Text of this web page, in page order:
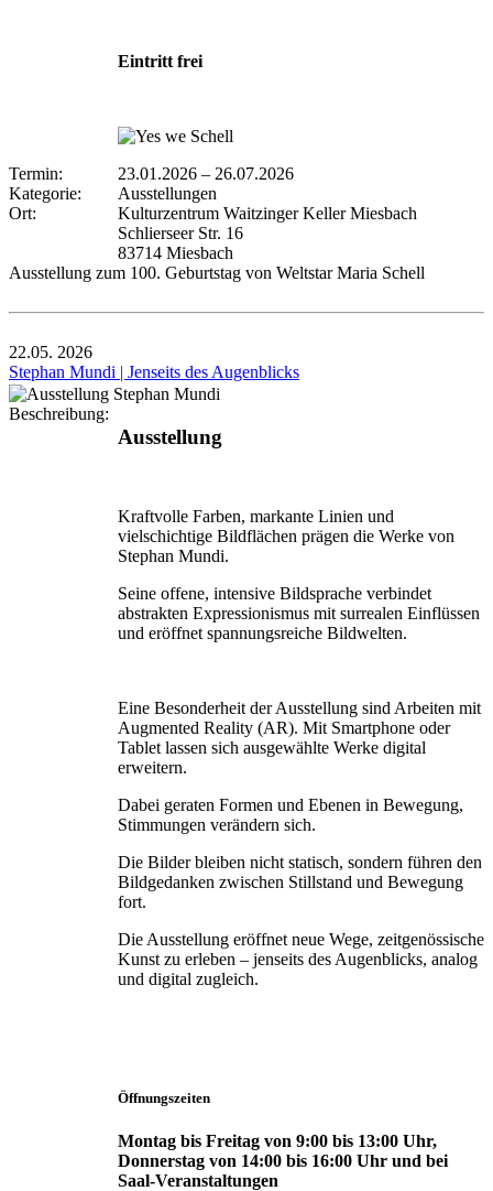
Eintritt frei
Termin: 23.01.2026 – 26.07.2026
Kategorie:
Ausstellungen
Ort:
Kulturzentrum Waitzinger Keller Miesbach
Schlierseer Str. 16
83714 Miesbach
Ausstellung zum 100. Geburtstag von Weltstar Maria Schell
22.05. 2026
Stephan Mundi | Jenseits des Augenblicks
Beschreibung:
Ausstellung
Kraftvolle Farben, markante Linien und
vielschichtige Bildflächen prägen die Werke von
Stephan Mundi.
Seine offene, intensive Bildsprache verbindet
abstrakten Expressionismus mit surrealen Einflüssen
und eröffnet spannungsreiche Bildwelten.
Eine Besonderheit der Ausstellung sind Arbeiten mit
Augmented Reality (AR). Mit Smartphone oder
Tablet lassen sich ausgewählte Werke digital
erweitern.
Dabei geraten Formen und Ebenen in Bewegung,
Stimmungen verändern sich.
Die Bilder bleiben nicht statisch, sondern führen den
Bildgedanken zwischen Stillstand und Bewegung
fort.
Die Ausstellung eröffnet neue Wege, zeitgenössische
Kunst zu erleben – jenseits des Augenblicks, analog
und digital zugleich.
Öffnungszeiten
Montag bis Freitag von 9:00 bis 13:00 Uhr,
Donnerstag von 14:00 bis 16:00 Uhr und bei
Saal-Veranstaltungen